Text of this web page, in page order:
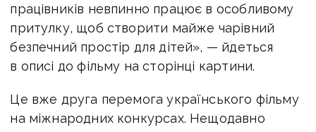
працівників невпинно працює в особливому
притулку, щоб створити майже чарівний
безпечний простір для дітей», — йдеться
в описі до фільму на сторінці картини.
Це вже друга перемога українського фільму
на міжнародних конкурсах. Нещодавно